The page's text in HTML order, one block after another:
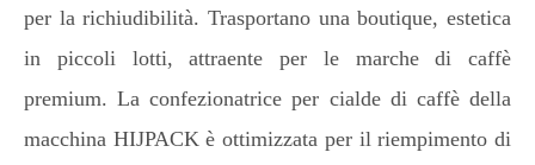
per la richiudibilità. Trasportano una boutique, estetica
in piccoli lotti, attraente per le marche di caffè
premium. La confezionatrice per cialde di caffè della
macchina HIJPACK è ottimizzata per il riempimento di